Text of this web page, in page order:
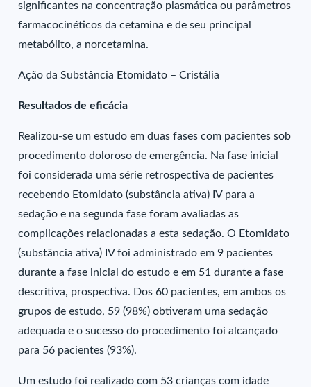
significantes na concentração plasmática ou parâmetros
farmacocinéticos da cetamina e de seu principal
metabólito, a norcetamina.
Ação da Substância Etomidato – Cristália
Resultados de eficácia
Realizou-se um estudo em duas fases com pacientes sob
procedimento doloroso de emergência. Na fase inicial
foi considerada uma série retrospectiva de pacientes
recebendo Etomidato (substância ativa) IV para a
sedação e na segunda fase foram avaliadas as
complicações relacionadas a esta sedação. O Etomidato
(substância ativa) IV foi administrado em 9 pacientes
durante a fase inicial do estudo e em 51 durante a fase
descritiva, prospectiva. Dos 60 pacientes, em ambos os
grupos de estudo, 59 (98%) obtiveram uma sedação
adequada e o sucesso do procedimento foi alcançado
para 56 pacientes (93%).
Um estudo foi realizado com 53 crianças com idade